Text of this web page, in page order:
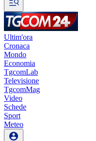
Ultim'ora
Cronaca
Mondo
Economia
TgcomLab
Televisione
TgcomMag
Video
Schede
Sport
Meteo